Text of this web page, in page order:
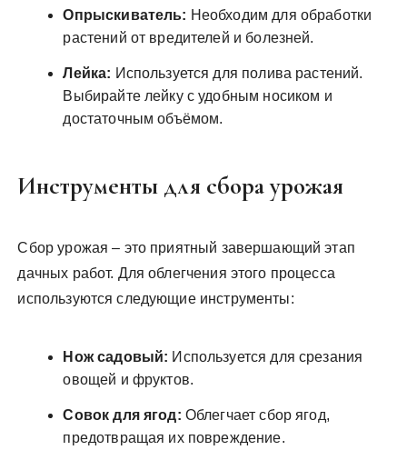
Опрыскиватель: Необходим для обработки
растений от вредителей и болезней.
Лейка: Используется для полива растений.
Выбирайте лейку с удобным носиком и
достаточным объёмом.
Инструменты для сбора урожая
Сбор урожая – это приятный завершающий этап
дачных работ. Для облегчения этого процесса
используются следующие инструменты:
Нож садовый: Используется для срезания
овощей и фруктов.
Совок для ягод: Облегчает сбор ягод,
предотвращая их повреждение.